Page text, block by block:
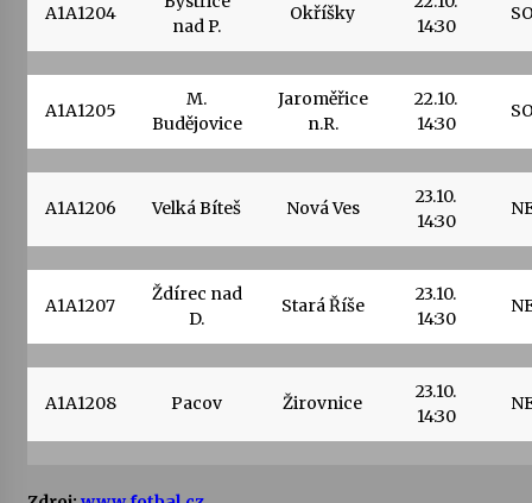
A1A1204
nad P.
Okříšky
14:30
A1A1205
M.
Budějovice
Jaroměřice
n.R.
22.10.
14:30
A1A1206 Velká Bíteš Nová Ves
23.10.
14:30
A1A1207
Ždírec nad
D.
Stará Říše
23.10.
14:30
A1A1208 Pacov Žirovnice
23.10.
14:30